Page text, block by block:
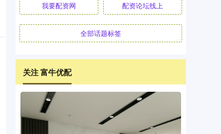
我要配资网 配资论坛线上
全部话题标签
关注 富牛优配